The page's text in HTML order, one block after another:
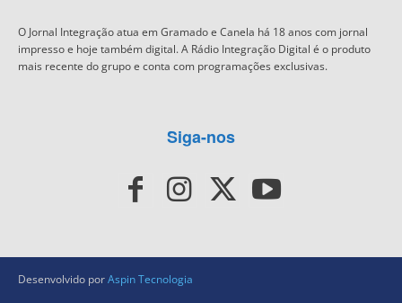
O Jornal Integração atua em Gramado e Canela há 18 anos com jornal
impresso e hoje também digital. A Rádio Integração Digital é o produto
mais recente do grupo e conta com programações exclusivas.
Siga-nos
Desenvolvido porAspin Tecnologia